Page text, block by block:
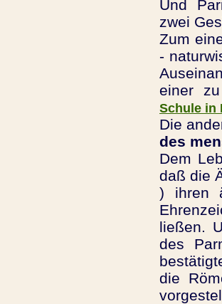
Und
zwei
Zum
-
einer
Schule in
Die
des
Dem
daß die
) ihren
ließen.
des
die